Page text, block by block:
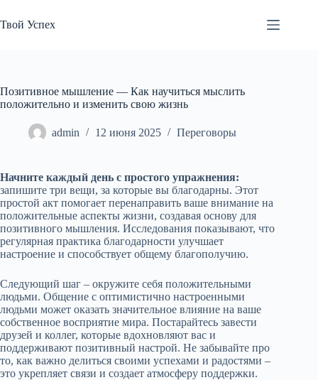
к
сути
Твой Успех
Позитивное мышление — Как научиться мыслить
положительно и изменить свою жизнь
admin 12 июня 2025 Переговоры
Начните каждый день с простого упражнения:
запишите три вещи, за которые вы благодарны. Этот
простой акт помогает перенаправить ваше внимание на
положительные аспекты жизни, создавая основу для
позитивного мышления. Исследования показывают, что
регулярная практика благодарности улучшает
настроение и способствует общему благополучию.
Следующий шаг – окружите себя положительными
людьми. Общение с оптимистично настроенными
людьми может оказать значительное влияние на ваше
собственное восприятие мира. Постарайтесь завести
друзей и коллег, которые вдохновляют вас и
поддерживают позитивный настрой. Не забывайте про
то, как важно делиться своими успехами и радостями –
это укрепляет связи и создает атмосферу поддержки.